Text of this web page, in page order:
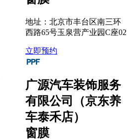
地址：北京市丰台区南三环
西路65号玉泉营产业园C座02
立即预约
广源汽车装饰服务
有限公司（京东养
车泰禾店）
窗膜